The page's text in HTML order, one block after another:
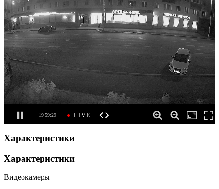
Характеристики
Характеристики
Видеокамеры